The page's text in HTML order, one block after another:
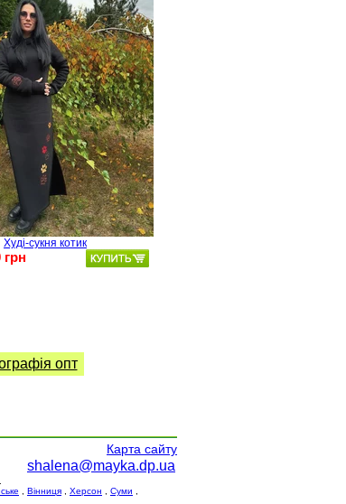
Худі-сукня котик
грн
опт
Карта сайту
shalena@mayka.dp.ua
Вінниця Херсон Суми